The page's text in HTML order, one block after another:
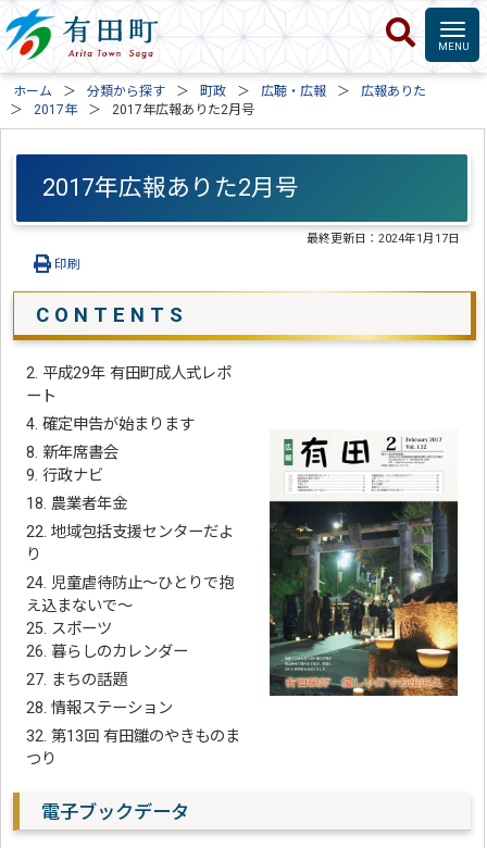
ホーム 分類から探す 町政 広聴・広報
広報ありた
2017年
2017年広報ありた2月号
2017年広報ありた2月号
最終更新日：2024年1月17日
印刷
C O N T E N T S
2. 平成29年 有田町成人式レポ
ート
4. 確定申告が始まります
8. 新年席書会
9. 行政ナビ
18. 農業者年金
22. 地域包括支援センターだよ
り
24. 児童虐待防止～ひとりで抱
え込まないで～
25. スポーツ
26. 暮らしのカレンダー
27. まちの話題
28. 情報ステーション
32. 第13回 有田雛のやきものま
つり
電子ブックデータ